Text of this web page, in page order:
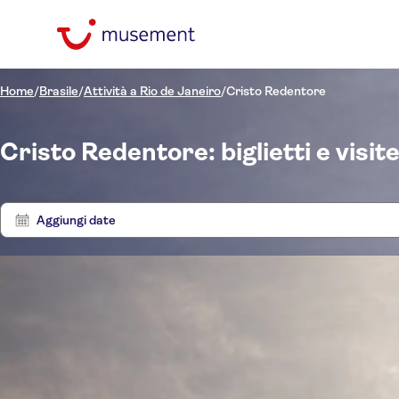
Home/Brasile/Attività a Rio de Janeiro/Cristo Redentore
Cristo Redentore: biglietti e
Aggiungi date